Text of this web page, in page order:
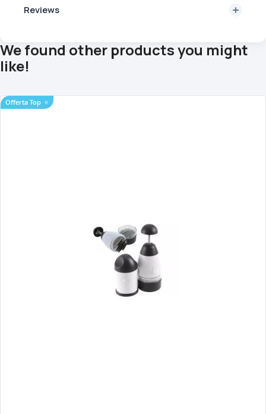
Reviews
We found other products you might
like!
Offerta Top ⭐